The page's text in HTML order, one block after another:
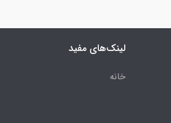
لینک‌های مفید
خانه